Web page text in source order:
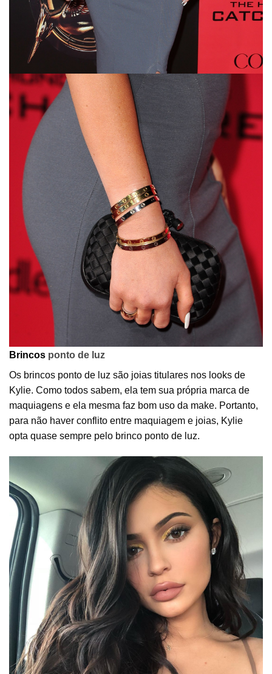
Brincos ponto de luz
Os brincos ponto de luz são joias titulares nos looks de
Kylie. Como todos sabem, ela tem sua própria marca de
maquiagens e ela mesma faz bom uso da make. Portanto,
para não haver conflito entre maquiagem e joias, Kylie
opta quase sempre pelo brinco ponto de luz.